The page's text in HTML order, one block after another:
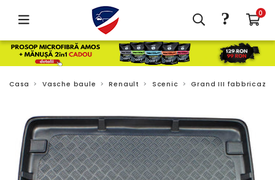
0
?
Casa Vasche baule Renault Scenic Grand III